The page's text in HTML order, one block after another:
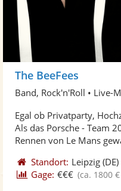
The BeeFees
Band, Rock'n'Roll • Live-
Egal ob Privatparty,
Als das Porsche - Team
Rennen von Le Mans
Standort: Leipzig (DE)
Gage: €€€ (ca. 1800